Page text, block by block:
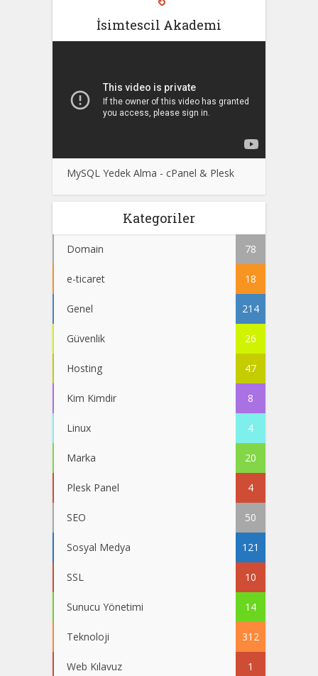
İsimtescil Akademi
MySQL Yedek Alma - cPanel & Plesk
Kategoriler
Domain 78
e-ticaret 18
Genel 214
Güvenlik 26
Hosting 47
Kim Kimdir 8
Linux 4
Marka 20
Plesk Panel 4
SEO 50
Sosyal Medya 121
SSL 10
Sunucu Yönetimi 14
Teknoloji 312
Web Kılavuz 1